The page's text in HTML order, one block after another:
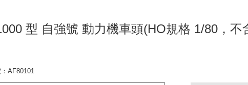
型 自強號 動力機車頭(HO規格 1/80，不
AF80101